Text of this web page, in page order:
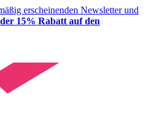
erscheinenden Newsletter und
15% Rabatt auf den